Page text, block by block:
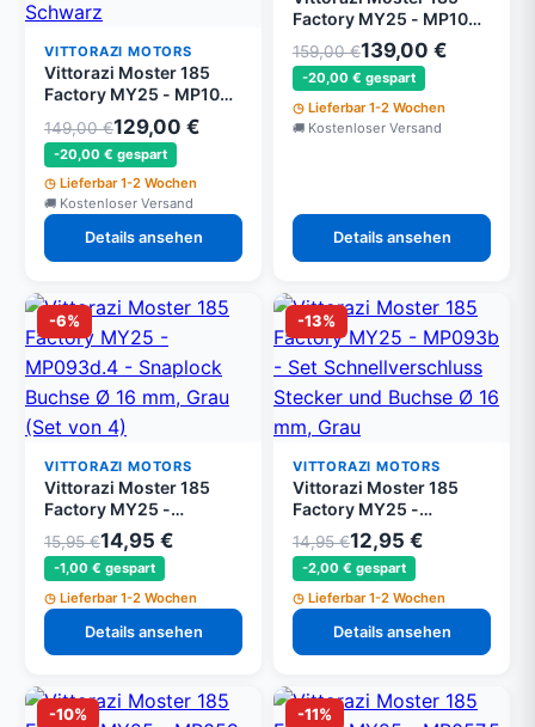
VITTORAZI MOTORS
Vittorazi Moster 185
Factory MY25 - MP104 -
Trommel/Pinion Ø 44,0
mm montiert mit Lager,
Schwarz
149,00 €129,00 €
-20,00 € gespart
Lieferbar 1-2 Wochen
Kostenloser Versand
Details ansehen
Factory MY25 - MP102 -
Komplett Kupplung
159,00 €139,00 €
-20,00 € gespart
Lieferbar 1-2 Wochen
Kostenloser Versand
Details ansehen
-6%
VITTORAZI MOTORS
Vittorazi Moster 185
Factory MY25 -
MP093d.4 -
Schnappverschluss-
Buchse Ø 16 mm, Grau
(Set von 4)
15,95 €14,95 €
-1,00 € gespart
Lieferbar 1-2 Wochen
Details ansehen
-13%
VITTORAZI MOTORS
Vittorazi Moster 185
Factory MY25 -
MP093b - Set
Schnellverschluss
Stecker und Buchse Ø
16 mm, Grau
14,95 €12,95 €
-2,00 € gespart
Lieferbar 1-2 Wochen
Details ansehen
-10% -11%